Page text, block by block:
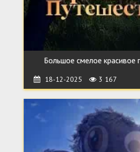
Большое смелое красивое
18-12-2025 3 167